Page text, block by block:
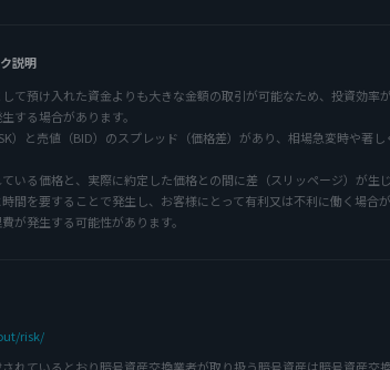
説明
て預け入れた資金よりも大きな金額の取引が可能なため、投資効
する場合があります。
）と売値（BID）のスプレッド（価格差）があり、相場急変時や
いる価格と、実際に約定した価格との間に差（スリッページ）が
間を要することで発生し、お客様にとって有利又は不利に働く場合が
が発生する可能性があります。
risk/